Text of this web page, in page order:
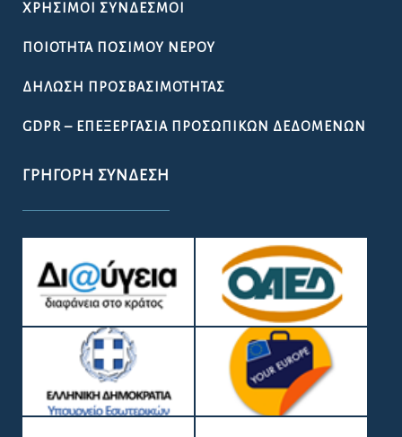
ΧΡΉΣΙΜΟΙ ΣΎΝΔΕΣΜΟΙ
ΠΟΙΌΤΗΤΑ ΠΌΣΙΜΟΥ ΝΕΡΟΎ
ΔΉΛΩΣΗ ΠΡΟΣΒΑΣΙΜΌΤΗΤΑΣ
GDPR – ΕΠΕΞΕΡΓΑΣΙΑ ΠΡΟΣΩΠΙΚΩΝ ΔΕΔΟΜΕΝΩΝ
ΓΡΉΓΟΡΗ ΣΎΝΔΕΣΗ